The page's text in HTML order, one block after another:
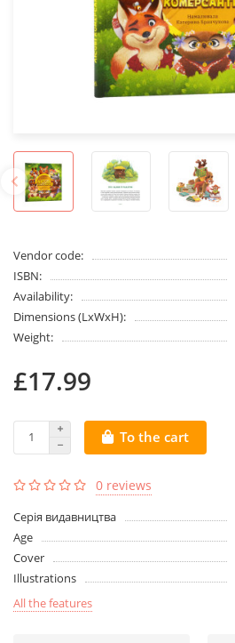
Vendor code:
ISBN:
Availability:
Dimensions (LxWxH):
Weight:
£17.99
To the cart
0 reviews
Серія видавництва
Age
Cover
Illustrations
All the features